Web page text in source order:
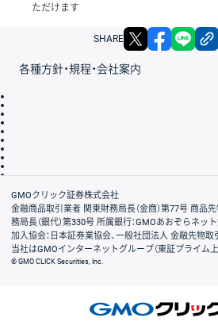
ただけます
SHARE X
各種方針・規程・会社案内
会社案内
GMOクリック証券株式会社
金融商品取引業者 関東財務局長（金商）第77号 商品
務局長（銀代）第330号 所属銀行：GMOあおぞらネッ
加入協会：日本証券業協会、一般社団法人 金融先物
当社はGMOインターネットグループ（東証プライム上
© GMO CLICK Securities, Inc.